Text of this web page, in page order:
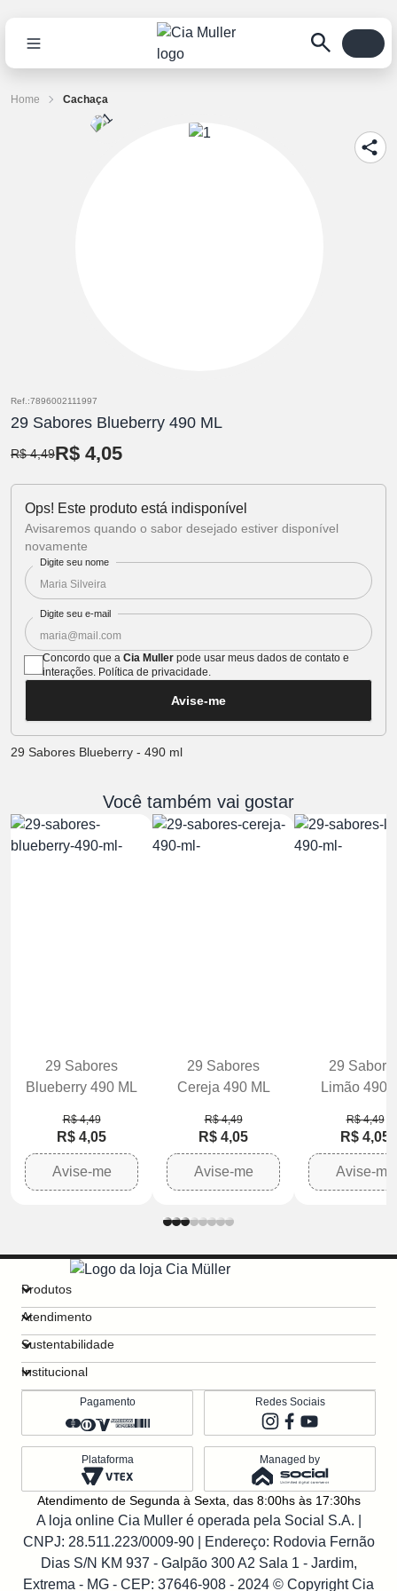
Home Cachaça
Ref.:7896002111997
29 Sabores Blueberry 490 ML
R$ 4,49R$ 4,05
Ops! Este produto está indisponível
Avisaremos quando o sabor desejado estiver disponível
novamente
Digite seu nome
Digite seu e-mail
Concordo que a Cia Muller pode usar meus dados de contato e
interações. Política de privacidade.
Avise-me
29 Sabores Blueberry - 490 ml
Você também vai gostar
29 Sabores
Blueberry 490 ML
R$ 4,49
R$ 4,05
Avise-me
29 Sabores
Cereja 490 ML
R$ 4,49
R$ 4,05
Avise-me
29
Limão 490
R$ 4,49
R$ 4,05
Avise-me
Produtos
Atendimento
Sustentabilidade
Institucional
Pagamento Redes Sociais
Plataforma Managed by
Atendimento de Segunda à Sexta, das 8:00hs às 17:30hs
A loja online Cia Muller é operada pela Social S.A. |
CNPJ: 28.511.223/0009-90| Endereço: Rodovia Fernão
Dias S/N KM 937 - Galpão 300 A2 Sala 1 - Jardim,
Extrema - MG - CEP: 37646-908 - 2024 © Copyright Cia